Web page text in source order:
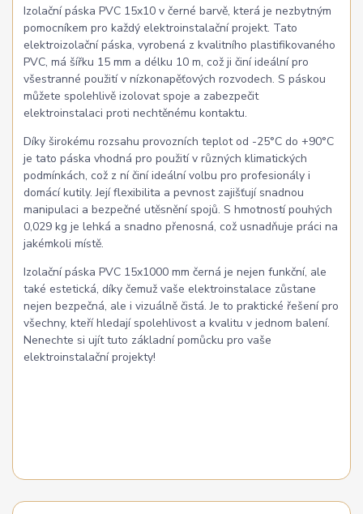
Izolační páska PVC 15x10 v černé barvě, která je nezbytným
pomocníkem pro každý elektroinstalační projekt. Tato
elektroizolační páska, vyrobená z kvalitního plastifikovaného
PVC, má šířku 15 mm a délku 10 m, což ji činí ideální pro
všestranné použití v nízkonapěťových rozvodech. S páskou
můžete spolehlivě izolovat spoje a zabezpečit
elektroinstalaci proti nechtěnému kontaktu.
Díky širokému rozsahu provozních teplot od -25°C do +90°C
je tato páska vhodná pro použití v různých klimatických
podmínkách, což z ní činí ideální volbu pro profesionály i
domácí kutily. Její flexibilita a pevnost zajišťují snadnou
manipulaci a bezpečné utěsnění spojů. S hmotností pouhých
0,029 kg je lehká a snadno přenosná, což usnadňuje práci na
jakémkoli místě.
Izolační páska PVC 15x1000 mm černá je nejen funkční, ale
také estetická, díky čemuž vaše elektroinstalace zůstane
nejen bezpečná, ale i vizuálně čistá. Je to praktické řešení pro
všechny, kteří hledají spolehlivost a kvalitu v jednom balení.
Nenechte si ujít tuto základní pomůcku pro vaše
elektroinstalační projekty!